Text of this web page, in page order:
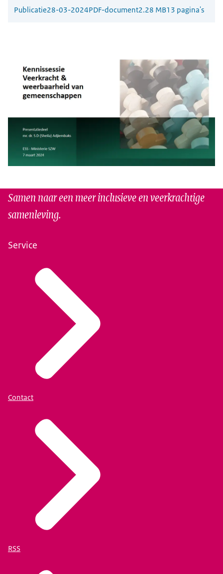
Publicatie28-03-2024PDF-document2.28 MB13 pagina's
Samen naar een meer inclusieve en veerkrachtige
samenleving.
Service
Contact
RSS